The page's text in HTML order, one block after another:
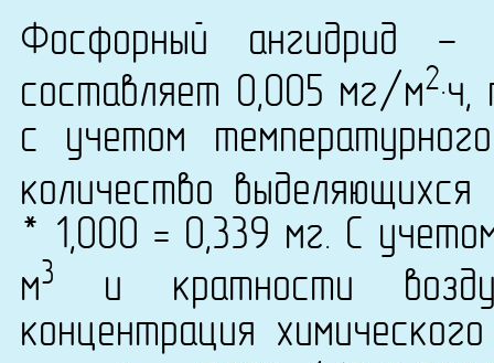
Фосфорный ангидрид -
составляет 0,005 мг/м2
с учетом
количество
* 1,000 = 0,339 мг. С
м3
и кратности
концентрация